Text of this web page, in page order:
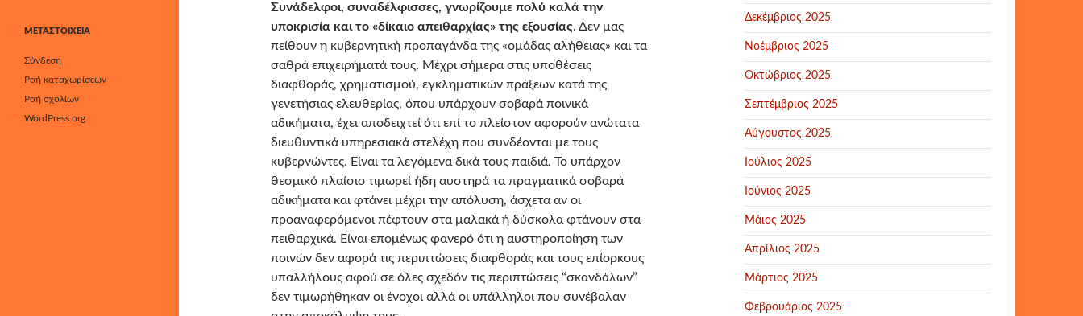
Συνάδελφοι, συναδέλφισσες, γνωρίζουμε πολύ καλά την
υποκρισία και το «δίκαιο απειθαρχίας» της εξουσίας. Δεν μας
πείθουν η κυβερνητική προπαγάνδα της «ομάδας αλήθειας» και τα
σαθρά επιχειρήματά τους. Μέχρι σήμερα στις υποθέσεις
διαφθοράς, χρηματισμού, εγκληματικών πράξεων κατά της
γενετήσιας ελευθερίας, όπου υπάρχουν σοβαρά ποινικά
αδικήματα, έχει αποδειχτεί ότι επί το πλείστον αφορούν ανώτατα
διευθυντικά υπηρεσιακά στελέχη που συνδέονται με τους
κυβερνώντες. Είναι τα λεγόμενα δικά τους παιδιά. Το υπάρχον
θεσμικό πλαίσιο τιμωρεί ήδη αυστηρά τα πραγματικά σοβαρά
αδικήματα και φτάνει μέχρι την απόλυση, άσχετα αν οι
προαναφερόμενοι πέφτουν στα μαλακά ή δύσκολα φτάνουν στα
πειθαρχικά. Είναι επομένως φανερό ότι η αυστηροποίηση των
ποινών δεν αφορά τις περιπτώσεις διαφθοράς και τους επίορκους
υπαλλήλους αφού σε όλες σχεδόν τις περιπτώσεις “σκανδάλων”
δεν τιμωρήθηκαν οι ένοχοι αλλά οι υπάλληλοι που συνέβαλαν
Δεκέμβριος 2025
Νοέμβριος 2025
Οκτώβριος 2025
Σεπτέμβριος 2025
Αύγουστος 2025
Ιούλιος 2025
Ιούνιος 2025
Μάιος 2025
Απρίλιος 2025
Μάρτιος 2025
Φεβρουάριος 2025
ΜΕΤΑΣΤΟΙΧΕΊΑ
Σύνδεση
Ροή καταχωρίσεων
Ροή σχολίων
WordPress.org